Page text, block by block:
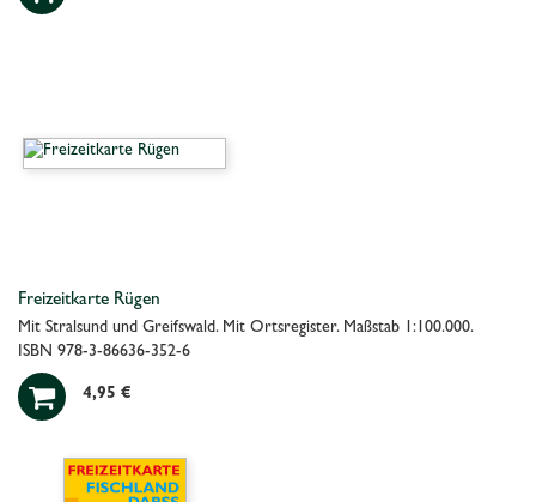
Freizeitkarte Rügen
Mit Stralsund und Greifswald. Mit Ortsregister. Maßstab 1:100.000.
ISBN 978-3-86636-352-6
 4,95 €